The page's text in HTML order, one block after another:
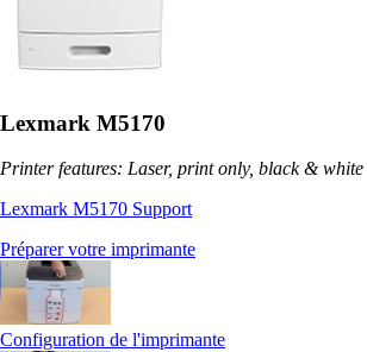
Lexmark M5170
Printer features: Laser, print only, black & white
Lexmark M5170 Support
Préparer votre imprimante
Configuration de l'imprimante